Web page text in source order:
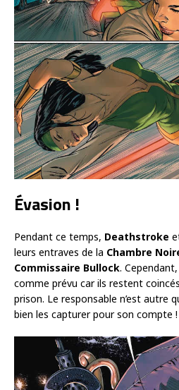
Évasion !
Pendant ce temps, Deathstroke
leurs entraves de la Chambre
Commissaire Bullock.
comme prévu car ils restent
prison. Le responsable n’est autre
bien les capturer pour son compte !